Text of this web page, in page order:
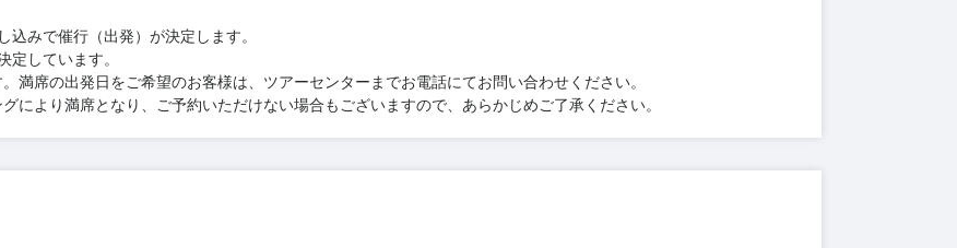
みで催行（出発）が決定します。
定しています。
満席の出発日をご希望のお客様は、ツアーセンターまでお電話にてお問い合わせください。
により満席となり、ご予約いただけない場合もございますので、あらかじめご了承ください。